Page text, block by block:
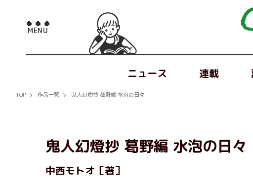
ニュース 連載
TOP 作品一覧 鬼人幻燈抄 葛野編 水泡の日々
鬼人幻燈抄 葛野編 水泡の日々
中西モトオ［著］